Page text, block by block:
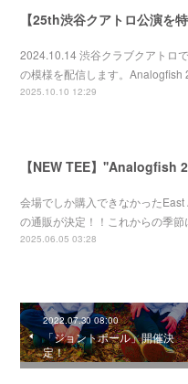
【25th渋谷クアトロ公演を特
2024.10.14 渋谷クラブクアトロ
の模様を配信します。
2025.10.10 12:29
会場でしか購入できなかったEast
の通販が決定！！これからの季
2025.06.05 03:28
2022.07.30 08:00
「ジョントポール」開催決
定！